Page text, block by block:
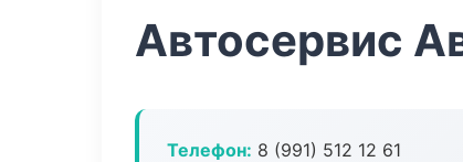
Автосервис
Телефон: 8 (991) 512 12 61